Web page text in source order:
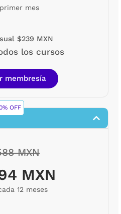
mes
$239 MXN
los cursos
membresía
OFF
MXN
MXN
12 meses